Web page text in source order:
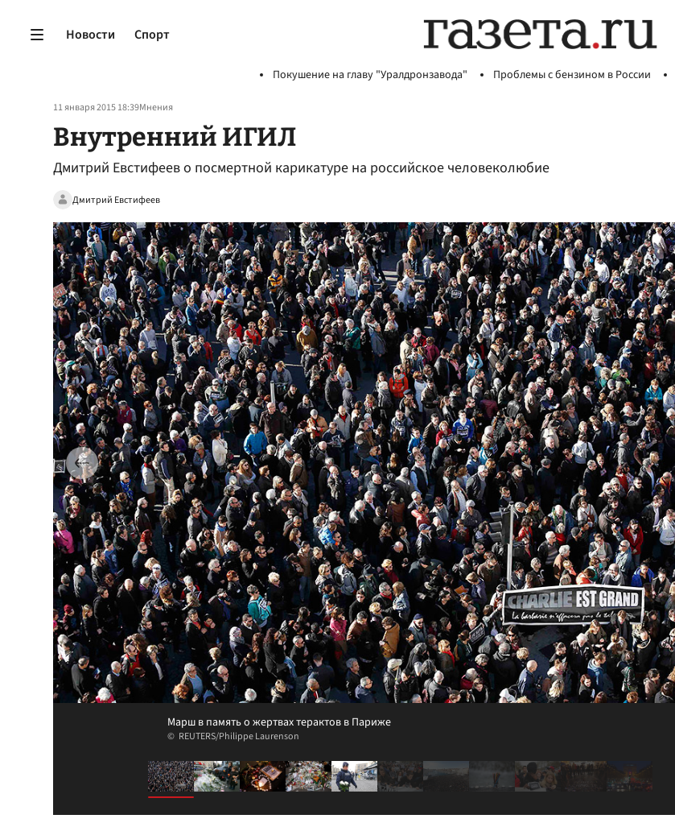
Новости Спорт
Покушение на главу "Уралдронзавода" Проблемы с бензином в России
11 января 2015 18:39Мнения
Внутренний ИГИЛ
Дмитрий Евстифеев о посмертной карикатуре на российское человеколюбие
Дмитрий Евстифеев
Марш в память о жертвах терактов в Париже
REUTERS/Philippe Laurenson